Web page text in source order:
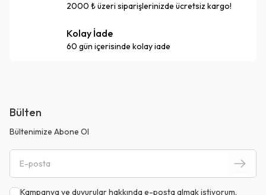
2000 ₺ üzeri siparişlerinizde ücretsiz kargo!
Kolay İade
60 gün içerisinde kolay iade
Bülten
Bültenimize Abone Ol
Kampanya ve duyurular hakkında e-posta almak istiyorum.